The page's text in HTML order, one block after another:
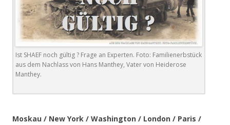
Ist SHAEF noch gültig ? Frage an Experten. Foto: Familienerbstück
aus dem Nachlass von Hans Manthey, Vater von Heiderose
Manthey.
Moskau / New York / Washington / London / Paris /